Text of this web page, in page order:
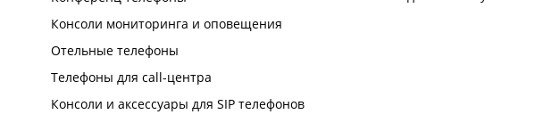
Консоли мониторинга и оповещения
Отельные телефоны
Телефоны для call-центра
Консоли и аксессуары для SIP телефонов